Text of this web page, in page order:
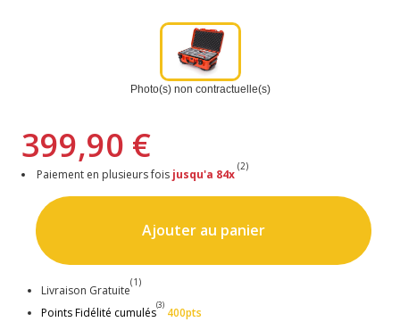
Photo(s) non contractuelle(s)
399,90 €
Paiement en plusieurs fois jusqu'a 84x
(2)
Ajouter au panier
Livraison Gratuite
(1)
Points Fidélité cumulés
(3)
400pts